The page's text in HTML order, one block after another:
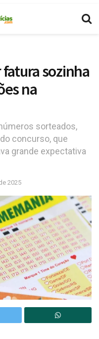
sozinha
na
sorteados,
concurso, que
grande expectativa
2025